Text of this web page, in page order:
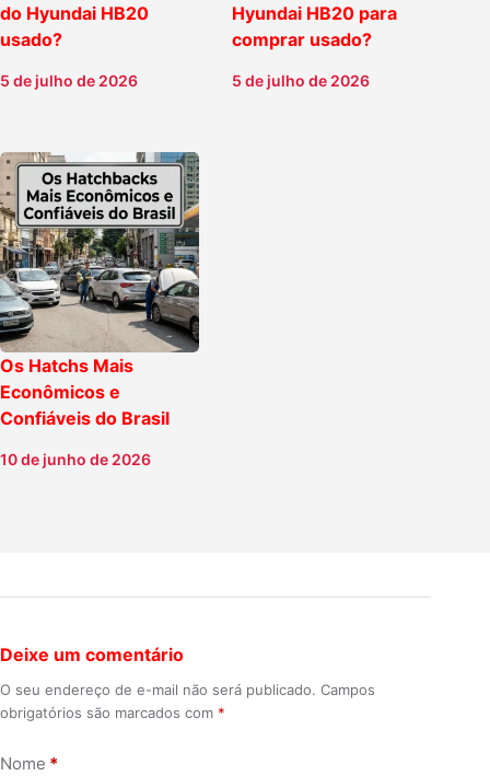
do Hyundai HB20
usado?
5 de julho de 2026
Hyundai HB20 para
comprar usado?
5 de julho de 2026
Os Hatchs Mais
Econômicos e
Confiáveis do Brasil
10 de junho de 2026
Deixe um comentário
O seu endereço de e-mail não será publicado. Campos
obrigatórios são marcados com *
Nome *